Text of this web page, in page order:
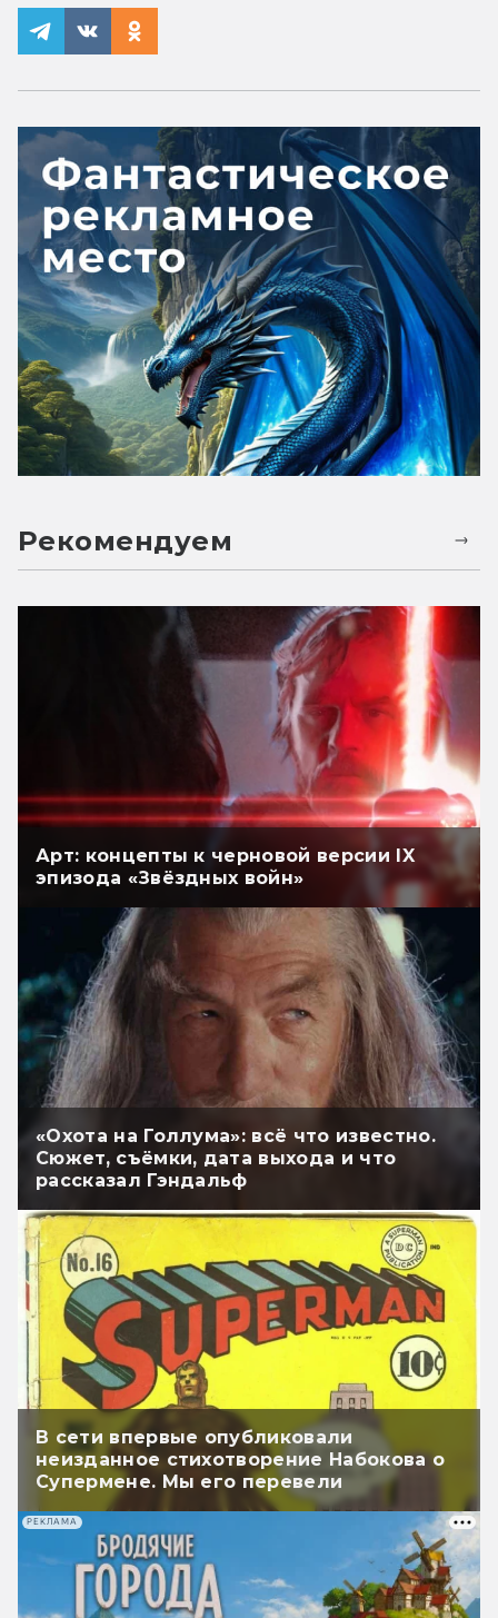
Рекомендуем
Арт: концепты к черновой версии IX
эпизода «Звёздных войн»
«Охота на Голлума»: всё что известно.
Сюжет, съёмки, дата выхода и что
рассказал Гэндальф
В сети впервые опубликовали
неизданное стихотворение Набокова о
Супермене. Мы его перевели
РЕКЛАМА